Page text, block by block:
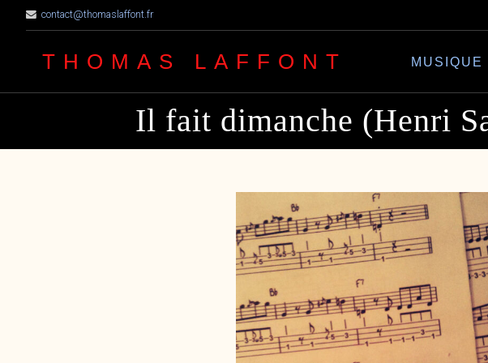
contact@thomaslaffont.fr
THOMAS LAFFONT MUSIQUE
Il fait dimanche (Henri